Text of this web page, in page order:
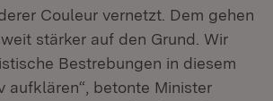
Couleur vernetzt. Dem gehen
stärker auf den Grund. Wir
Bestrebungen in diesem
aufklären“, betonte Minister